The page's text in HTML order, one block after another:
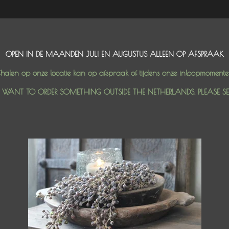
OPEN IN DE MAANDEN JULI EN AUGUSTUS ALLEEN OP AFSPRAAK
op onze locatie kan op afspraak of tijdens onze
TO ORDER SOMETHING OUTSIDE THE NETHERLANDS, PLEASE